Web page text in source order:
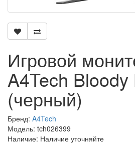
Игровой
A4Tech
(черный)
Бренд: A4Tech
Модель: tch026399
Наличие: Наличие уточняйте